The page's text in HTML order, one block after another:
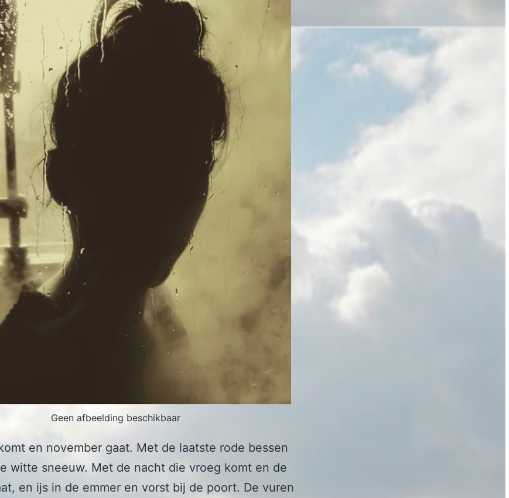
Geen afbeelding beschikbaar
en november gaat. Met de laatste rode bessen
witte sneeuw. Met de nacht die vroeg komt en de
en ijs in de emmer en vorst bij de poort. De vuren